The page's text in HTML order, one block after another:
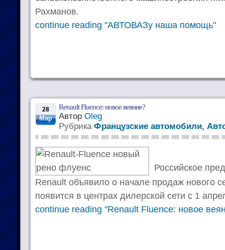
Рахманов.
continue reading "АВТОВАЗу наша помощь"
28
Мар
Renault Fluence: новое веяние?
Автор Oleg
Рубрика Французские автомобили,
Российское
Renault объявило о начале продаж нового
появится в центрах дилерской сети с 1
continue reading "Renault Fluence: новое